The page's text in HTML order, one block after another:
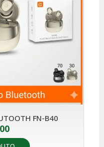
FN-B40